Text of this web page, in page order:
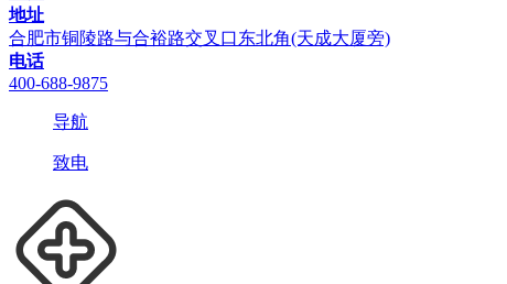
地址
合肥市铜陵路与合裕路交叉口东北角(天成大厦旁)
电话
400-688-9875
导航
致电